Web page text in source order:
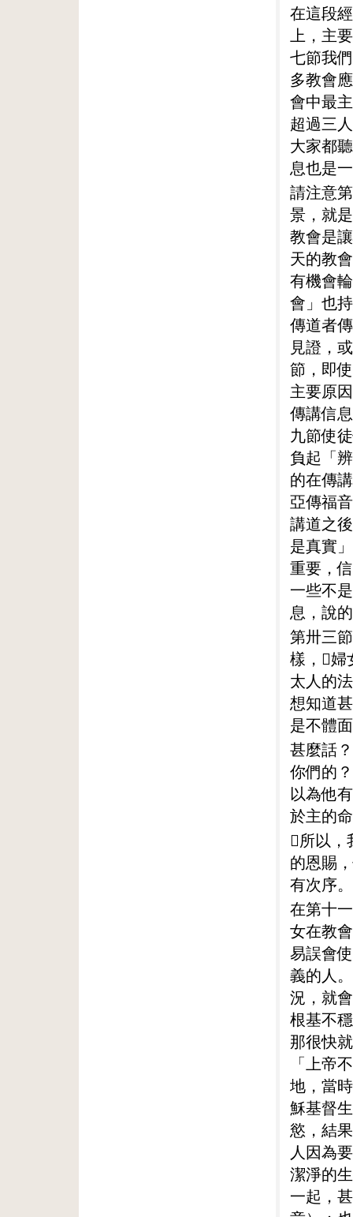
在這段
上，主
七節我
多教會
會中最
超過三
大家都
息也是
請注意
景，就
教會是
天的教
有機會
會」也
傳道者
見證，
節，即
主要原
傳講信
九節使
負起「
的在傳
亞傳福
講道之
是真實
重要，
一些不
息，說
第卅三
樣，婦
太人的
想知道
是不體
甚麼話
你們的
以為他
於主的
所以，
的恩賜
有次序。
在第十
女在教
易誤會
義的人
況，就
根基不
那很快
「上帝
地，當
穌基督
慾，結
人因為
潔淨的
一起，